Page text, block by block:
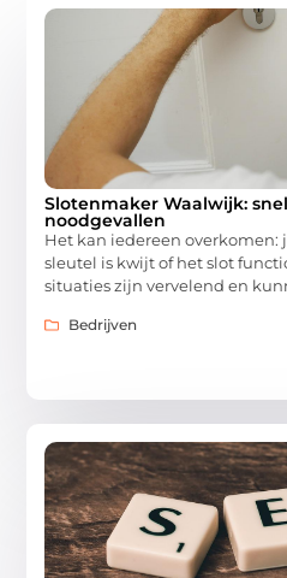
Slotenmaker Waalwijk:
noodgevallen
Het kan iedereen
sleutel is kwijt of het slot
situaties zijn vervelend en
Bedrijven